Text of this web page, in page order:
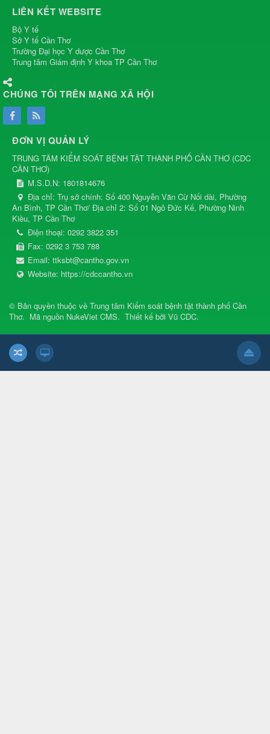
LIÊN KẾT WEBSITE
Bộ Y tế
Sở Y tế Cần Thơ
Trường Đại học Y dược Cần Thơ
Trung tâm Giám định Y khoa TP Cần Thơ
CHÚNG TÔI TRÊN MẠNG XÃ HỘI
ĐƠN VỊ QUẢN LÝ
TRUNG TÂM KIỂM SOÁT BỆNH TẬT THÀNH PHỐ CẦN THƠ (CDC
CẦN THƠ)
M.S.D.N: 1801814676
Địa chỉ: Trụ sở chính: Số 400 Nguyễn Văn Cừ Nối dài, Phường
An Bình, TP Cần Thơ/ Địa chỉ 2: Số 01 Ngô Đức Kế, Phường Ninh
Kiều, TP Cần Thơ
Điện thoại: 0292 3822 351
Fax: 0292 3 753 788
Email: ttksbt@cantho.gov.vn
Website: https://cdccantho.vn
© Bản quyền thuộc về Trung tâm Kiểm soát bệnh tật thành phố Cần
Thơ. Mã nguồn NukeViet CMS. Thiết kế bởi Vũ CDC.